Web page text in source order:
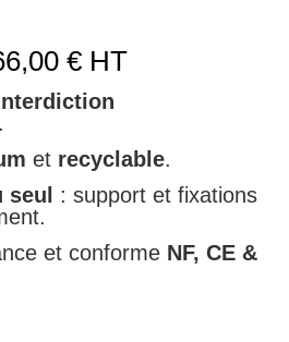
€Plage
de
prix :
à
666,00 €
HT
et recyclable.
seul
: support et fixations
et conforme NF, CE &